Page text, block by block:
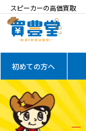
スピーカーの高価買取
初めての方へ